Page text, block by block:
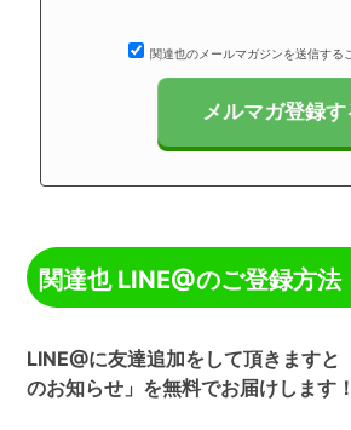
関達也のメールマガジンを送信する
関達也 LINE@のご登録方法
LINE@に友達追加をして頂きますと
のお知らせ」を無料でお届けします！